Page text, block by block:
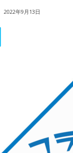
2022年9月13日